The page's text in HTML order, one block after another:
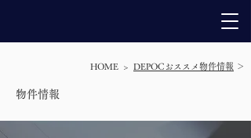
HOME > DEPOCおススメ物件情報 ＞
​物件情報